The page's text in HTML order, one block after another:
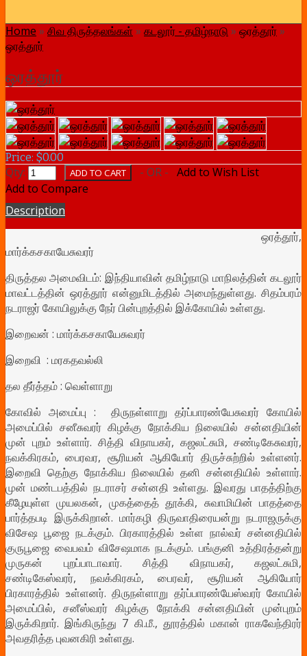
Home » சிவ திருத்தலங்கள் » கடலூர் - தமிழ்நாடு » ஒரத்தூர்»
ஒரத்தூர்
ஒரத்தூர்
Price: $0.00
Qty: - OR - Add to Wish List
Add to Compare
Description
ஒரத்தூர்,
மார்க்கசகாயேசுவரர்
திருத்தல அமைவிடம்: இந்தியாவின் தமிழ்நாடு மாநிலத்தின் கடலூர்
மாவட்டத்தின் ஒரத்தூர் என்னுமிடத்தில் அமைந்துள்ளது. சிதம்பரம்
நடராஜர் கோயிலுக்கு நேர் பின்புறத்தில் இக்கோயில் உள்ளது.
இறைவன் : மார்க்கசகாயேசுவரர்
இறைவி : மரகதவல்லி
தல தீர்த்தம் : வெள்ளாறு
கோவில் அமைப்பு : திருநள்ளாறு தர்ப்பாரண்யேசுவரர் கோயில்
அமைப்பில் சனீசுவரர் கிழக்கு நோக்கிய நிலையில் சன்னதியின்
முன் புறம் உள்ளார். சித்தி விநாயகர், கஜலட்சுமி, சண்டிகேசுவரர்,
நவக்கிரகம், பைரவர, சூரியன் ஆகியோர் திருச்சுற்றில் உள்ளனர்.
இறைவி தெற்கு நோக்கிய நிலையில் தனி சன்னதியில் உள்ளார்.
முன் மண்டபத்தில் நடராசர் சன்னதி உள்ளது. இவரது பாதத்திற்கு
கீழேயுள்ள முயலகன், முகத்தைத் தூக்கி, சுவாமியின் பாதத்தை
பார்த்தபடி இருக்கிறான். மார்கழி திருவாதிரையன்று நடராஜருக்கு
விசேஷ பூஜை நடக்கும். பிரகாரத்தில் உள்ள நால்வர் சன்னதியில்
குருபூஜை வைபவம் விசேஷமாக நடக்கும். பங்குனி உத்திரத்தன்று
முருகன் புறப்பாடாவார். சித்தி விநாயகர், கஜலட்சுமி,
சண்டிகேஸ்வரர், நவக்கிரகம், பைரவர், சூரியன் ஆகியோர்
பிரகாரத்தில் உள்ளனர். திருநள்ளாறு தர்ப்பாரண்யேஸ்வரர் கோயில்
அமைப்பில், சனீஸ்வரர் கிழக்கு நோக்கி சன்னதியின் முன்புறம்
இருக்கிறார். இங்கிருந்து 7 கி.மீ., தூரத்தில் மகான் ராகவேந்திரர்
அவதரித்த புவனகிரி உள்ளது.